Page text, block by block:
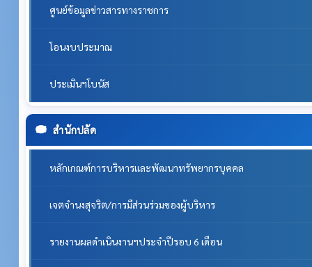
ศูนย์ข้อมูลข่าวสารทางราชการ
โอนงบประมาณ
ประเมินฯโบนัส
สำนักปลัด
หลักเกณฑ์การบริหารและพัฒนาทรัพยากรบุคคล
เจตจำนงสุจริต/การมีส่วนร่วมของผู้บริหาร
รายงานผลดำเนินงานฯประจำปีรอบ 6 เดือน